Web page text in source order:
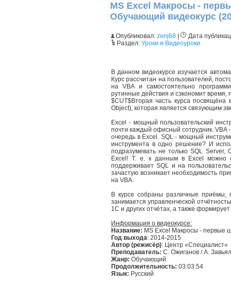
MS Excel Макросы -
Обучающий видеокурс
Опубликовал: zenj68 Дата
Раздел: Уроки и Видеоуроки
В данном видеокурсе изучается
Курс рассчитан на пользователей,
на VBA и самостоятельно
рутинные действия и сэкономит время,
$CUT$Вторая часть курса
Object), которая является связующим
Excel - мощный пользовательский
почти каждый офисный сотрудник. VBA
очередь в Excel. SQL - мощный
инструмента в одно решение? И
подразумевать не только SQL
Excel! Т. е. к данным в Excel можно
поддерживает SQL и на
зачастую возникает необходимость
на VBA.
В курсе собраны различные приёмы,
занимается управленческой
1С и других отчётах, а также
Информация о видеокурсе:
Название: MS Excel Макросы - первые
Год выхода: 2014-2015
Автор (режисёр): Центр «Специалист»
Преподаватель: С. Ожиганов / А.
Жанр: Обучающий
Продолжительность: 03:03:54
Язык: Русский